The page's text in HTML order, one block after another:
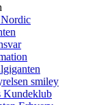
smiley
Kundeklub